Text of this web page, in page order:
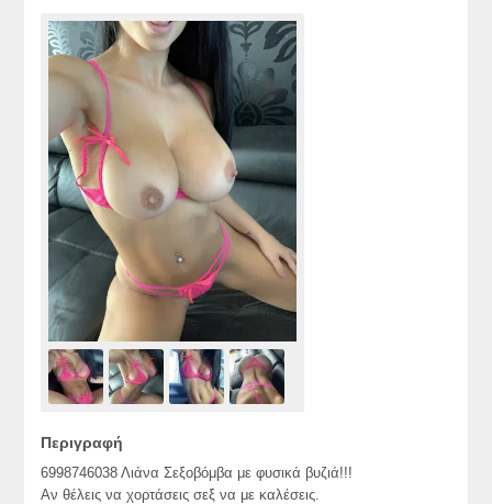
Περιγραφή
6998746038 Λιάνα Σεξοβόμβα με φυσικά βυζιά!!!
Αν θέλεις να χορτάσεις σεξ να με καλέσεις.